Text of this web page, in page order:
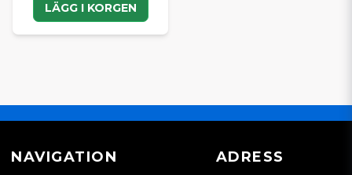
LÄGG I KORGEN
NAVIGATION ADRESS